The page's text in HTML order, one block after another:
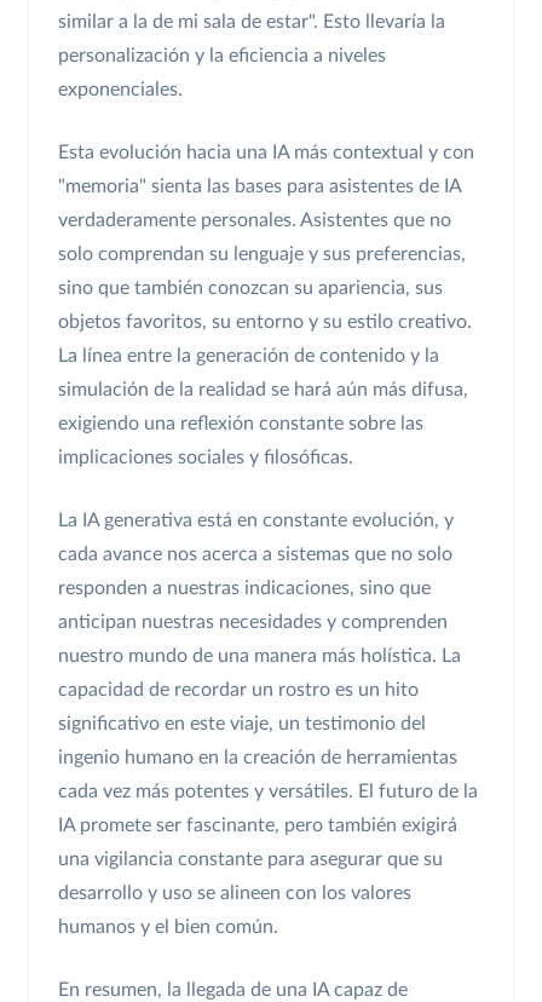
similar a la de mi sala de estar". Esto llevaría la
personalización y la eficiencia a niveles
exponenciales.
Esta evolución hacia una IA más contextual y con
"memoria" sienta las bases para asistentes de IA
verdaderamente personales. Asistentes que no
solo comprendan su lenguaje y sus preferencias,
sino que también conozcan su apariencia, sus
objetos favoritos, su entorno y su estilo creativo.
La línea entre la generación de contenido y la
simulación de la realidad se hará aún más difusa,
exigiendo una reflexión constante sobre las
implicaciones sociales y filosóficas.
La IA generativa está en constante evolución, y
cada avance nos acerca a sistemas que no solo
responden a nuestras indicaciones, sino que
anticipan nuestras necesidades y comprenden
nuestro mundo de una manera más holística. La
capacidad de recordar un rostro es un hito
significativo en este viaje, un testimonio del
ingenio humano en la creación de herramientas
cada vez más potentes y versátiles. El futuro de la
IA promete ser fascinante, pero también exigirá
una vigilancia constante para asegurar que su
desarrollo y uso se alineen con los valores
humanos y el bien común.
En resumen, la llegada de una IA capaz de